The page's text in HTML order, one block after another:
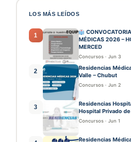
LOS MÁS LEÍDOS
1
MÉDICAS 2026 –
MERCED
Concursos · Jun 3
2
Residencias
Valle – Chubut
Concursos · Jun 2
3
Residencias
Hospital Privado
Concursos · Jun 1
Residencias